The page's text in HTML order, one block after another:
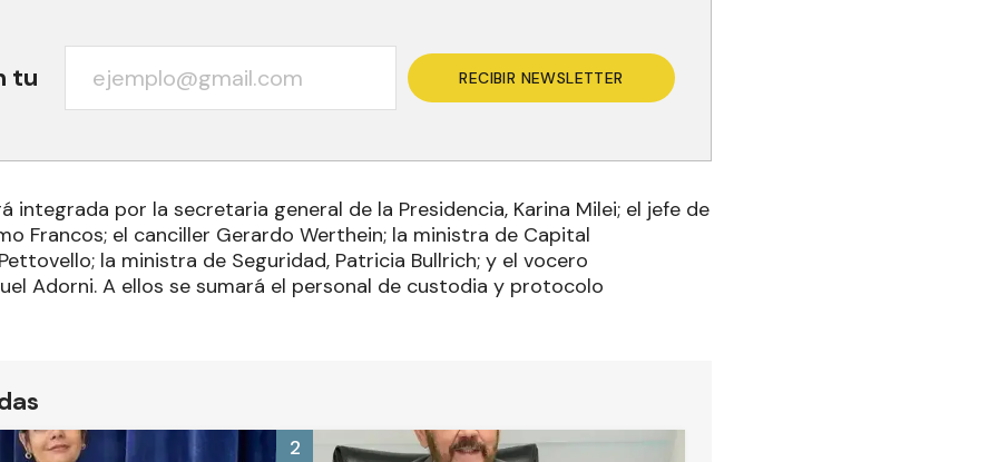
tu RECIBIR NEWSLETTER
integrada por la secretaria general de la Presidencia, Karina Milei; el jefe de
Francos; el canciller Gerardo Werthein; la ministra de Capital
la ministra de Seguridad, Patricia Bullrich; y el vocero
Adorni. A ellos se sumará el personal de custodia y protocolo
2